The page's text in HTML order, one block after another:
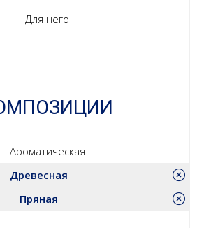
Для него
Ароматическая
Древесная
Пряная